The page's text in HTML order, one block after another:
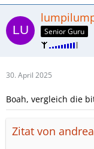
Senior Guru
30. April 2025
Boah, vergleich die
Zitat von